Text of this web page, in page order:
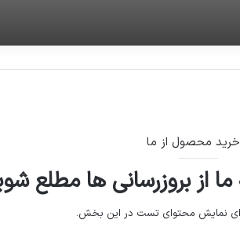
تصویر: مانوئل نویر،
پرسپولیس در قطر
خرید محصول از ما
از بروزرسانی ها مطلع
نمایش محتوای تست در این بخش.